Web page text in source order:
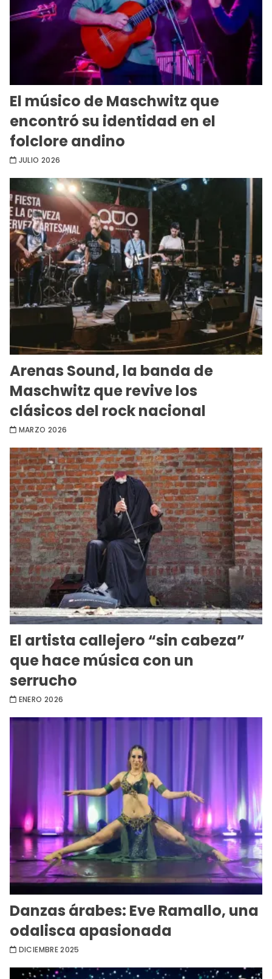
El músico de Maschwitz que
encontró su identidad en el
folclore andino
JULIO 2026
Arenas Sound, la banda de
Maschwitz que revive los
clásicos del rock nacional
MARZO 2026
El artista callejero “sin cabeza”
que hace música con un
serrucho
ENERO 2026
Danzas árabes: Eve Ramallo, una
odalisca apasionada
DICIEMBRE 2025